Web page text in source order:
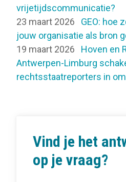
vrijetijdscommunicatie?
23 maart 2026
GEO: hoe
jouw organisatie als bron
19 maart 2026
Hoven en
Antwerpen-Limburg
rechtsstaatreporters in
Vind je het
op je vraag?